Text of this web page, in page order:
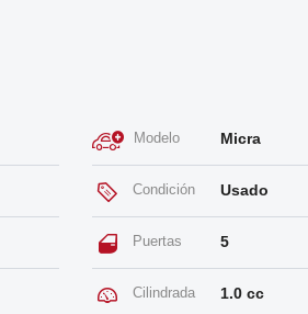
Modelo Micra
Condición Usado
Puertas 5
Cilindrada 1.0 cc